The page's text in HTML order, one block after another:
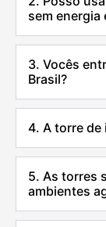
sem energia
3. Vocês
Brasil?
4. A torre de
5. As torres
ambientes